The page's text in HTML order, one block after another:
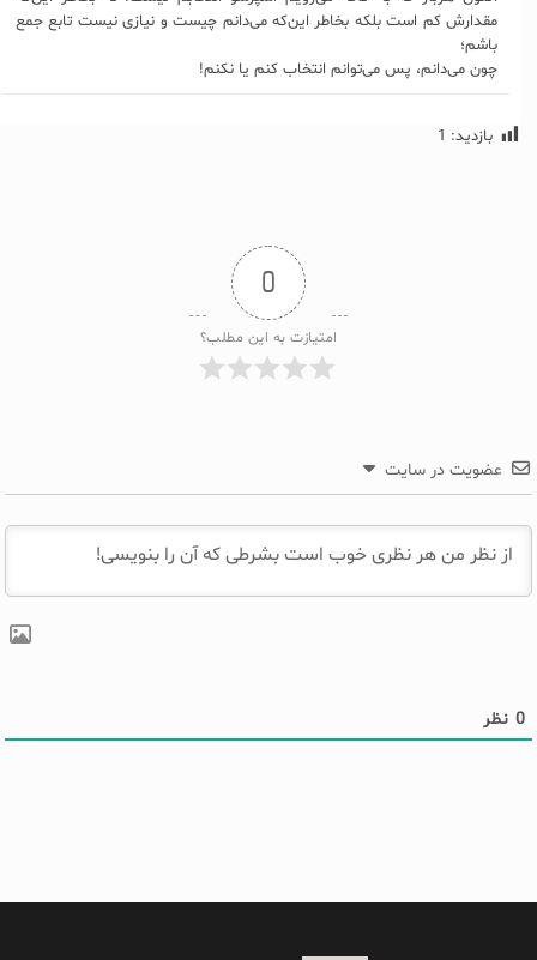
مقدارش کم است بلکه بخاطر این‌که می‌‌دانم چیست و نیازی نیست تابع جمع
باشم؛
چون می‌دانم، پس می‌توانم انتخاب کنم یا نکنم!
بازدید: 1
0
امتیازت به این مطلب؟
عضویت در سایت
0 نظر